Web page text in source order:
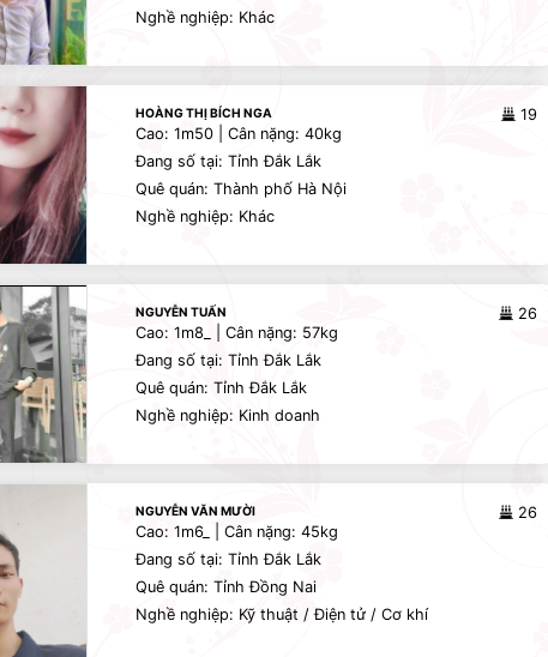
Nghề nghiệp: Khác
HOÀNG THỊ BÍCH NGA
19
Cao: 1m50 | Cân nặng: 40kg
Đang số tại: Tỉnh Đắk Lắk
Quê quán: Thành phố Hà Nội
Nghề nghiệp: Khác
NGUYỄN TUẤN
26
Cao: 1m8_ | Cân nặng: 57kg
Đang số tại: Tỉnh Đắk Lắk
Quê quán: Tỉnh Đắk Lắk
Nghề nghiệp: Kinh doanh
NGUYỄN VĂN MƯỜI
26
Cao: 1m6_ | Cân nặng: 45kg
Đang số tại: Tỉnh Đắk Lắk
Quê quán: Tỉnh Đồng Nai
Nghề nghiệp: Kỹ thuật / Điện tử / Cơ khí